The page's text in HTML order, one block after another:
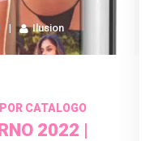
Ilusion
CATALOGO
2022 |